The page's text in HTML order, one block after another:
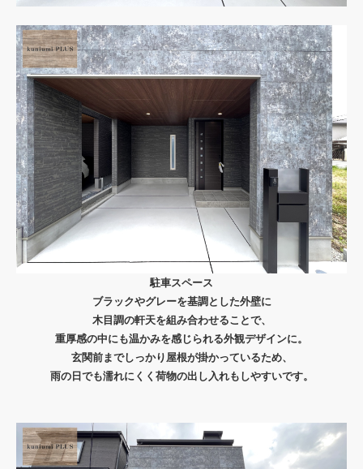
駐車スペース
ブラックやグレーを基調とした外壁に
木目調の軒天を組み合わせることで、
重厚感の中にも温かみを感じられる外観デザインに。
玄関前までしっかり屋根が掛かっているため、
雨の日でも濡れにくく荷物の出し入れもしやすいです。